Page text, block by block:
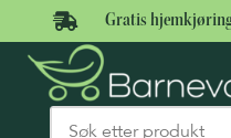
 Gratis